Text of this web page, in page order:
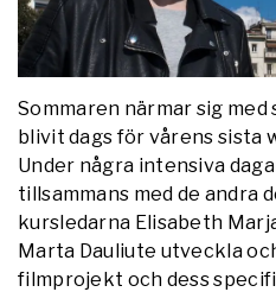
Sommaren närmar sig
blivit dags för vårens sista
Under några intensiva
tillsammans med de andra
kursledarna Elisabeth
Marta Dauliute utveckla
filmprojekt och dess